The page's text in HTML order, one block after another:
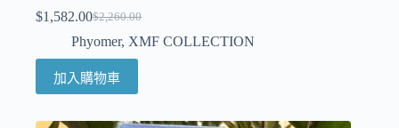
$2,260.00
$1,582.00
Phyomer, XMF COLLECTION
加入購物車